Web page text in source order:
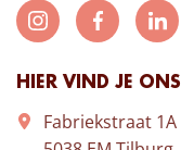
HIER VIND JE ONS
Fabriekstraat 1A